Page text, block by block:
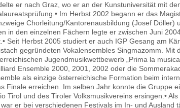
er nach Graz, wo er an der Kunstuniversität mit
Im Herbst 2002 begann er das
Chorleitung/Kantorenausbildung (Josef Döller)
in den einzelnen Fächern legte er zwischen Juni
Seit Herbst 2005 studiert er auch IGP Gesang am
gegründeten Vokalensembles Singmazomm.
Jugendmusikwettbewerb „Prima la
Ensemble 2000, 2001, 2002 oder die
als einzige österreichische Formation beim
Finale erreichen. Im selben Jahr konnte die Gruppe
Tirol und des Tiroler Volksmusikvereins ersingen.•
er bei verschiedenen Festivals im In- und Ausland